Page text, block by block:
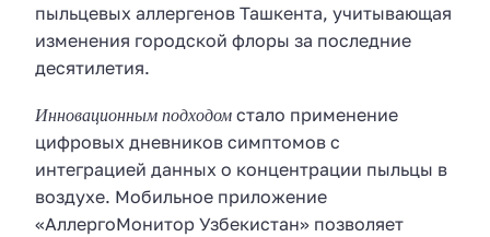
пыльцевых аллергенов Ташкента, учитывающая
изменения городской флоры за последние
десятилетия.
Инновационным подходом стало применение
цифровых дневников симптомов с
интеграцией данных о концентрации пыльцы в
воздухе. Мобильное приложение
«АллергоМонитор Узбекистан» позволяет